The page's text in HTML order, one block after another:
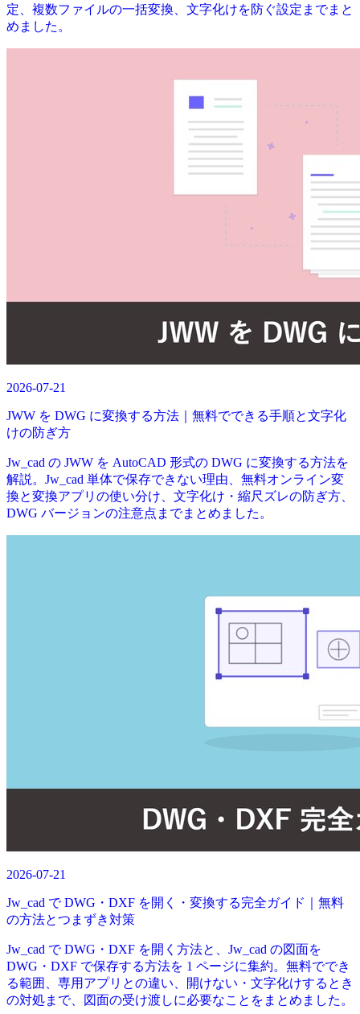
定、複数ファイルの一括変換、文字化けを防ぐ設定までまと
めました。
2026-07-21
JWW を DWG に変換する方法｜無料でできる手順と文字化
けの防ぎ方
Jw_cad の JWW を AutoCAD 形式の DWG に変換する方法を
解説。Jw_cad 単体で保存できない理由、無料オンライン変
換と変換アプリの使い分け、文字化け・縮尺ズレの防ぎ方、
DWG バージョンの注意点までまとめました。
2026-07-21
Jw_cad で DWG・DXF を開く・変換する完全ガイド｜無料
の方法とつまずき対策
Jw_cad で DWG・DXF を開く方法と、Jw_cad の図面を
DWG・DXF で保存する方法を 1 ページに集約。無料ででき
る範囲、専用アプリとの違い、開けない・文字化けするとき
の対処まで、図面の受け渡しに必要なことをまとめました。